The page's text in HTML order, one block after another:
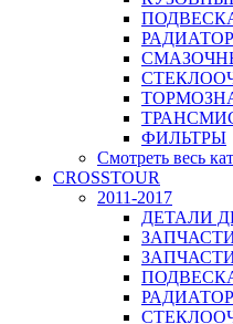
ФИЛЬТРЫ
Смотреть весь
CROSSTOUR
2011-2017
ДЕТАЛИ